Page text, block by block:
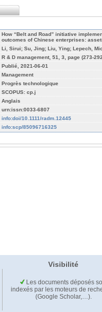
How “Belt and Road” initiative
outcomes of Chinese enterprises:
Li, Sirui; Su, Jing; Liu, Ying; Lepech,
R & D management, 51, 3, page (273-
Publié, 2021-06-01
Management
Progrès technologique
SCOPUS: cp.j
Anglais
urn:issn:0033-6807
info:doi/10.1111/radm.12445
info:scp/85096716325
Visibilité
Les documents déposés
indexés par les moteurs de
(Google Scholar,…).